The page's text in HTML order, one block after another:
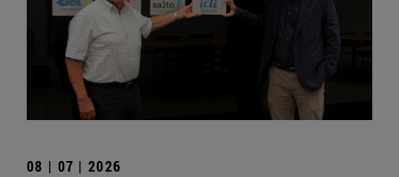
08 | 07 | 2026